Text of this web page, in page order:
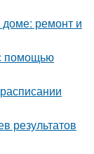
ремонт и
помощью
результатов